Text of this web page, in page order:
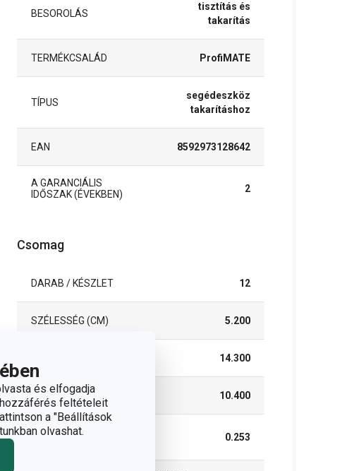
és elfogadja
feltételeit
a "Beállítások
olvashat.
BESOROLÁS
tisztítás és
takarítás
TERMÉKCSALÁD ProfiMATE
TÍPUS
segédeszköz
takarításhoz
EAN 8592973128642
A GARANCIÁLIS
IDŐSZAK (ÉVEKBEN)
2
Csomag
DARAB / KÉSZLET 12
SZÉLESSÉG (CM) 5.200
14.300
HOSSZÚSÁG (CM) 10.400
SÚLYA, BELEÉRTVE A
0.253